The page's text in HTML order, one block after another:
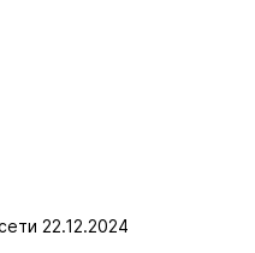
22.12.2024